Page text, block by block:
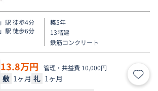
」駅 徒歩4分
」駅 徒歩6分
築5年
13階建
鉄筋コンクリート
13.8万円 管理・共益費 10,000円
敷 1ヶ月 礼 1ヶ月 お気